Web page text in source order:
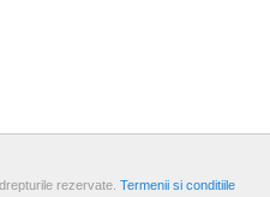
rezervate. Termenii si conditiile